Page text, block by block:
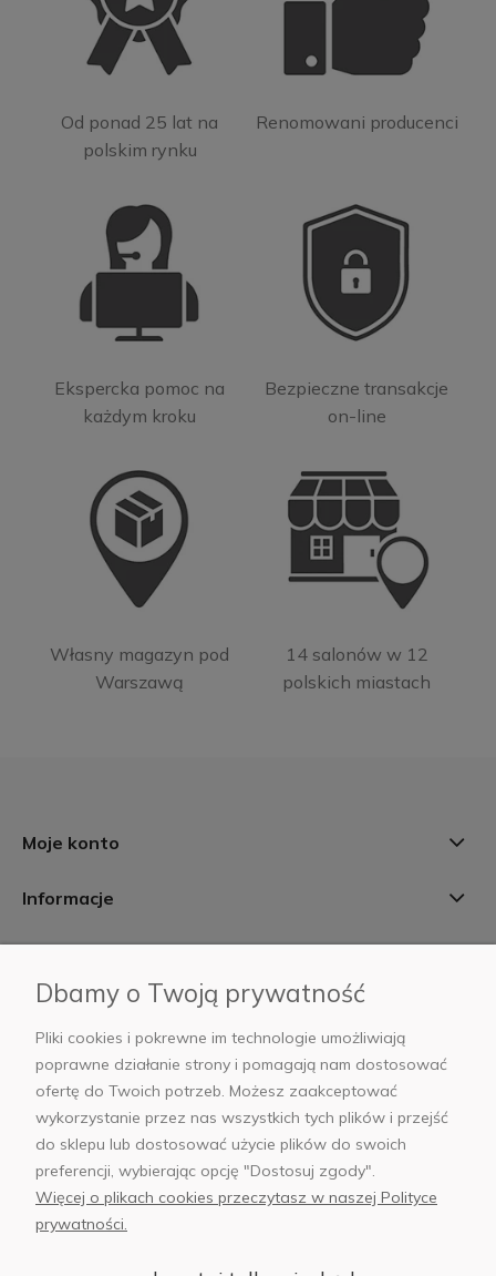
Od ponad 25 lat na
polskim rynku
Renomowani producenci
Ekspercka pomoc na
każdym kroku
Bezpieczne transakcje
on-line
Własny magazyn pod
Warszawą
14 salonów w 12
polskich miastach
Moje konto
Informacje
AB Foto
sklep@abfoto.pl
+48 797 971 275
Dbamy o Twoją prywatność
Pliki cookies i pokrewne im technologie umożliwiają
poprawne działanie strony i pomagają nam dostosować
ofertę do Twoich potrzeb. Możesz zaakceptować
wykorzystanie przez nas wszystkich tych plików i przejść
do sklepu lub dostosować użycie plików do swoich
preferencji, wybierając opcję "Dostosuj zgody".
Więcej o plikach cookies przeczytasz w naszej Polityce
prywatności.